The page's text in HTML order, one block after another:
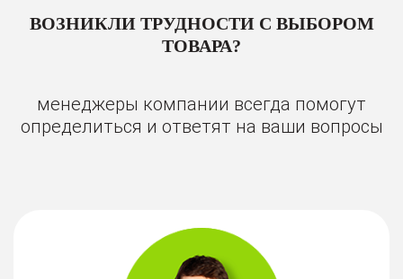
ВОЗНИКЛИ ТРУДНОСТИ С ВЫБОРОМ
ТОВАРА?
менеджеры компании всегда помогут
определиться и ответят на ваши вопросы